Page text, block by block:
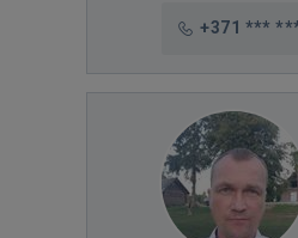
+371 ***